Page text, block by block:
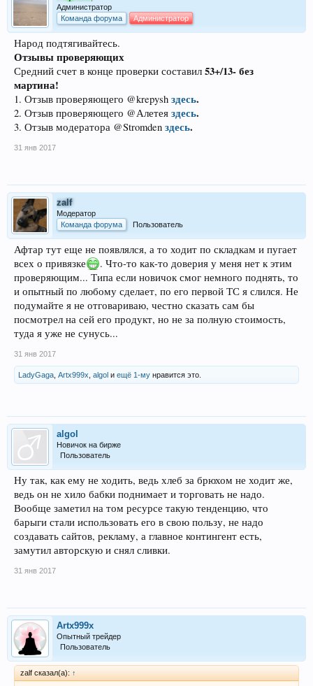
Администратор
Команда форума
Администратор
Народ подтягивайтесь.
Отзывы проверяющих
Средний счет в конце проверки составил 53+/13- без
мартина!
1. Отзыв проверяющего @krepysh здесь.
2. Отзыв проверяющего @Алетея здесь.
3. Отзыв модератора @Stromden здесь.
31 янв 2017
zalf
Модератор
Команда форума
Пользователь
Афтар тут еще не появлялся, а то ходит по складкам и пугает
всех о привязке
. Что-то как-то доверия у меня нет к этим
проверяющим... Типа если новичок смог немного поднять, то
и опытный по любому сделает, по его первой ТС я слился. Не
подумайте я не отговариваю, честно сказать сам бы
посмотрел на сей его продукт, но не за полную стоимость,
туда я уже не сунусь...
31 янв 2017
LadyGaga Artx999x algol и ещё 1-му нравится это.
algol
Новичок на бирже
Пользователь
Ну так, как ему не ходить, ведь хлеб за брюхом не ходит же,
ведь он не хило бабки поднимает и торговать не надо.
Вообще заметил на том ресурсе такую тенденцию, что
барыги стали использовать его в свою пользу, не надо
создавать сайтов, рекламу, а главное контингент есть,
замутил авторскую и снял сливки.
31 янв 2017
Artx999x
Опытный трейдер
Пользователь
zalf сказал(а): ↑